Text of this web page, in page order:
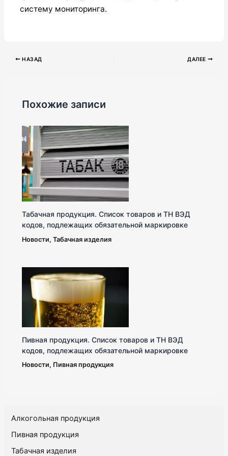
систему мониторинга.
НАЗАД ДАЛЕЕ
Похожие записи
Табачная продукция. Список товаров и ТН ВЭД
кодов, подлежащих обязательной маркировке
Новости, Табачная изделия
Пивная продукция. Список товаров и ТН ВЭД
кодов, подлежащих обязательной маркировке
Новости, Пивная продукция
Алкогольная продукция
Пивная продукция
Табачная изделия